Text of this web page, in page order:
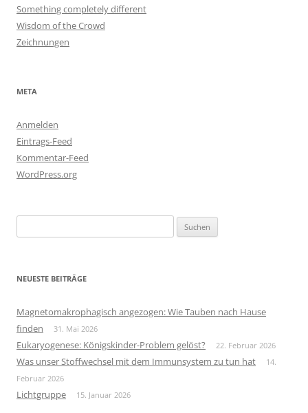
Something completely different
Wisdom of the Crowd
Zeichnungen
META
Anmelden
Eintrags-Feed
Kommentar-Feed
WordPress.org
nach:
NEUESTE BEITRÄGE
Magnetomakrophagisch angezogen: Wie Tauben nach Hause
finden
31. Mai 2026
Eukaryogenese: Königskinder-Problem gelöst? 22. Februar 2026
Was unser Stoffwechsel mit dem Immunsystem zu tun hat
14.
Februar 2026
Lichtgruppe 15. Januar 2026